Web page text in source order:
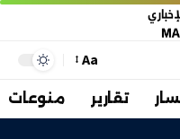
Aa
تقارير منوعات